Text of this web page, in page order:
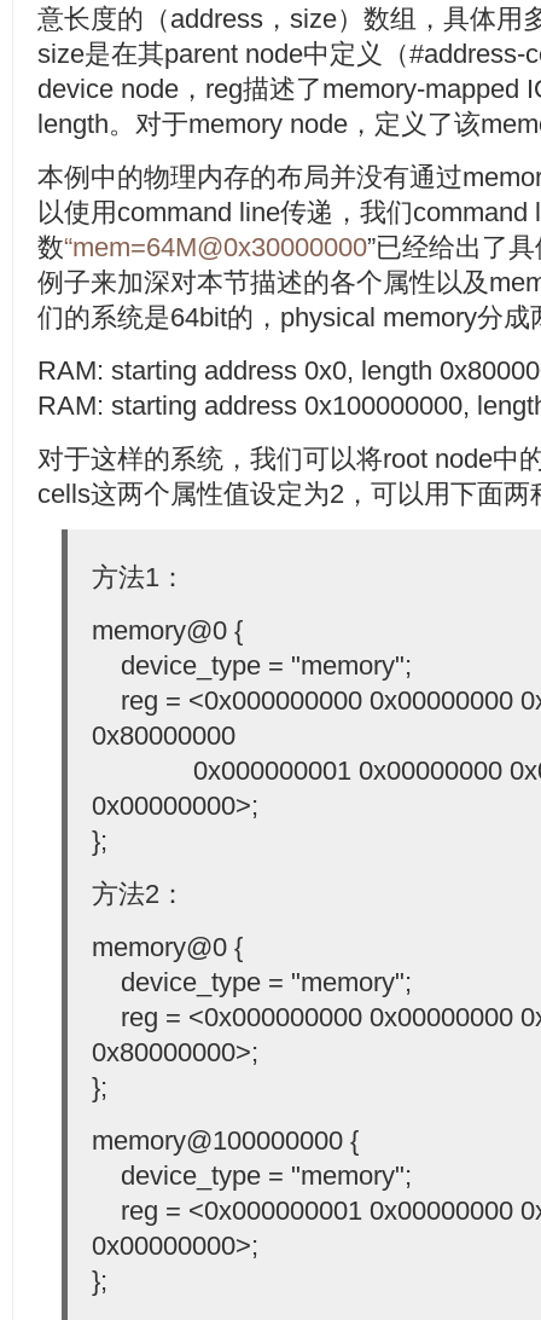
意长度的（address，size）数组，具体用
size是在其parent node中定义（#address-
device node，reg描述了memory-mapped
length。对于memory node，定义了该
本例中的物理内存的布局并没有通过
以使用command line传递，我们command
数“mem=64M@0x30000000”已经给出了
例子来加深对本节描述的各个属性以及
们的系统是64bit的，physical memory分
RAM: starting address 0x0, length
RAM: starting address 0x100000000,
对于这样的系统，我们可以将root node中
cells这两个属性值设定为2，可以用下面
方法1：
memory@0 {
device_type = "memory";
reg = <0x000000000 0x00000000
0x80000000
0x000000001 0x00000000
0x00000000>;
};
方法2：
memory@0 {
device_type = "memory";
reg = <0x000000000 0x00000000
0x80000000>;
};
memory@100000000 {
device_type = "memory";
reg = <0x000000001 0x00000000
0x00000000>;
};